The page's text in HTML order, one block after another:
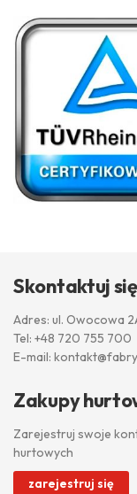
Skontaktuj
Adres: ul. Owocowa
Tel: +48 720 755 700
E-mail:
Zakupy
Zarejestruj swoje
hurtowych
zarejestruj się